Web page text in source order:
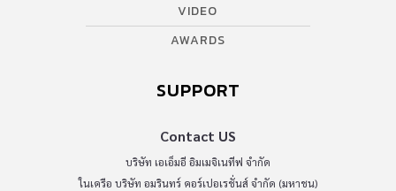
VIDEO
AWARDS
SUPPORT
Contact US
บริษัท เอเอ็มอี อิมเมจิเนทีฟ จำกัด
ในเครือ บริษัท อมรินทร์ คอร์เปอเรชั่นส์ จำกัด (มหาชน)